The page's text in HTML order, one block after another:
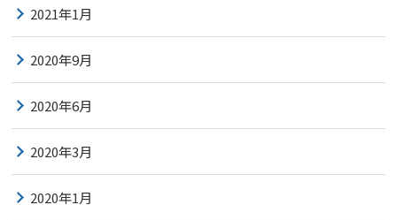
2021年1月
2020年9月
2020年6月
2020年3月
2020年1月